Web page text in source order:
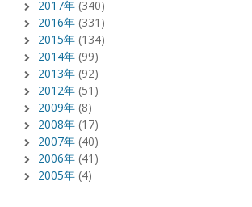
2017年 (340)
2016年 (331)
2015年 (134)
2014年 (99)
2013年 (92)
2012年 (51)
2009年 (8)
2008年 (17)
2007年 (40)
2006年 (41)
2005年 (4)